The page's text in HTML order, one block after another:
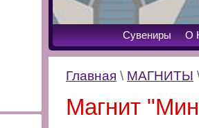
Сувениры О
Главная \ МАГНИТЫ
Магнит